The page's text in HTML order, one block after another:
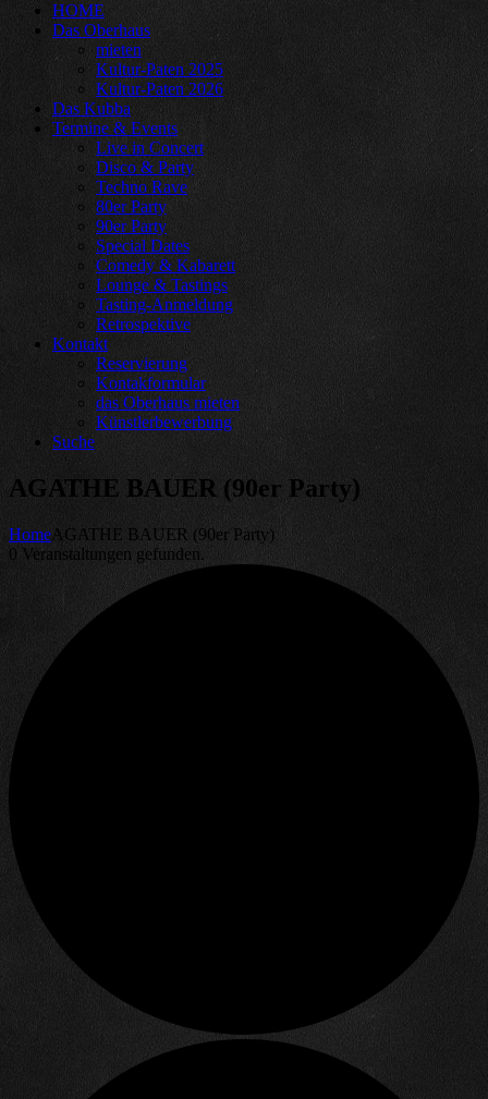
HOME
Das Oberhaus
mieten
Kultur-Paten 2025
Kultur-Paten 2026
Das Kubba
Termine & Events
Live in Concert
Disco & Party
Techno Rave
80er Party
90er Party
Special Dates
Comedy & Kabarett
Lounge & Tastings
Tasting-Anmeldung
Retrospektive
Kontakt
Reservierung
Kontakformular
das Oberhaus mieten
Künstlerbewerbung
Suche
AGATHE BAUER (90er Party)
Home AGATHE BAUER (90er Party)
0 Veranstaltungen gefunden.